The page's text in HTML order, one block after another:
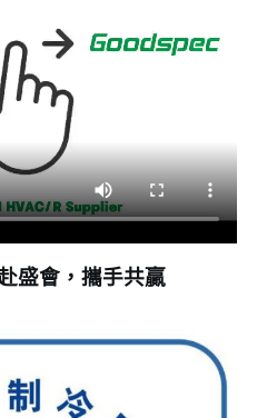
盛會，攜手共贏